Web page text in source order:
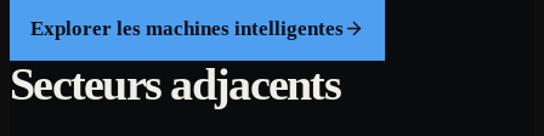
Explorer les machines intelligentes
Secteurs adjacents